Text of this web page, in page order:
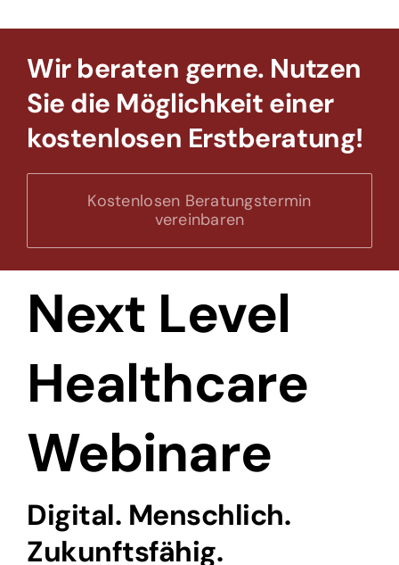
Wir beraten gerne. Nutzen
Sie die Möglichkeit einer
kostenlosen Erstberatung!
Kostenlosen Beratungstermin
vereinbaren
Next Level
Healthcare
Webinare
Digital. Menschlich.
Zukunftsfähig.